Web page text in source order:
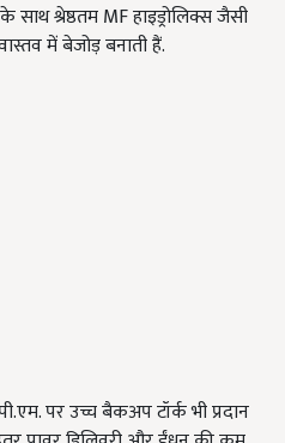
श्रेष्ठतम MF हाइड्रोलिक्स जैसी
में बेजोड़ बनाती हैं.
पर उच्च बैकअप टॉर्क भी प्रदान